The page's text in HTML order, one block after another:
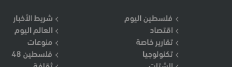
فلسطين اليوم
شريط الأخبار
اقتصاد
العالم اليوم
تقارير خاصة
منوعات
تكنولوجيا
فلسطين 48